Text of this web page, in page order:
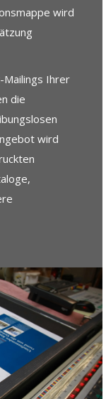
wird
Mailings Ihrer
die
wird